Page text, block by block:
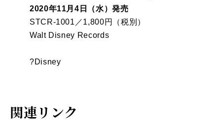
2020年11月4日（水）発売
STCR-1001／1,800円（税別）
Walt Disney Records
?Disney
関連リンク